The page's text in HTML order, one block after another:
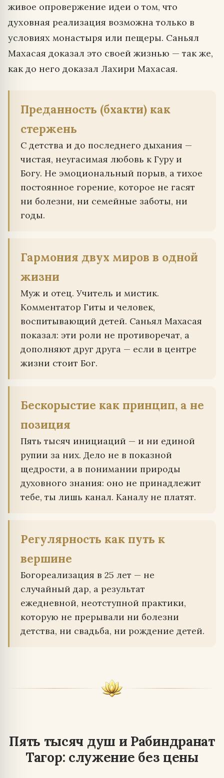
живое опровержение идеи о том, что
духовная реализация возможна только в
условиях монастыря или пещеры. Саньял
Махасая доказал это своей жизнью — так же,
как до него доказал Лахири Махасая.
Преданность (бхакти) как
стержень
С детства и до последнего дыхания —
чистая, неугасимая любовь к Гуру и
Богу. Не эмоциональный порыв, а тихое
постоянное горение, которое не гасят
ни болезни, ни семейные заботы, ни
годы.
Гармония двух миров в одной
жизни
Муж и отец. Учитель и мистик.
Комментатор Гиты и человек,
воспитывающий детей. Саньял Махасая
показал: эти роли не противоречат, а
дополняют друг друга — если в центре
жизни стоит Бог.
Бескорыстие как принцип, а не
позиция
Пять тысяч инициаций — и ни единой
рупии за них. Дело не в показной
щедрости, а в понимании природы
духовного знания: оно не принадлежит
тебе, ты лишь канал. Каналу не платят.
Регулярность как путь к
вершине
Богореализация в 25 лет — не
случайный дар, а результат
ежедневной, неотступной практики,
которую не прерывали ни болезни
детства, ни свадьба, ни рождение детей.
Пять тысяч душ и Рабиндранат
Тагор: служение без цены